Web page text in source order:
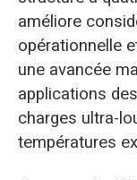
améliore
opérationnelle
une avancée
applications
charges ultra-
températures